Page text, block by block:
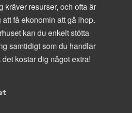
kräver resurser, och ofta är
få ekonomin att gå ihop.
kan du enkelt stötta
samtidigt som du handlar
kostar dig något extra!